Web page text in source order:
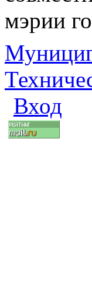
мэрии
Вход